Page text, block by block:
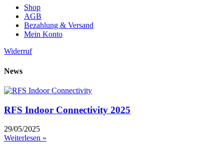
Shop
AGB
Bezahlung & Versand
Mein Konto
Widerruf
News
RFS Indoor Connectivity 2025
29/05/2025
Weiterlesen »